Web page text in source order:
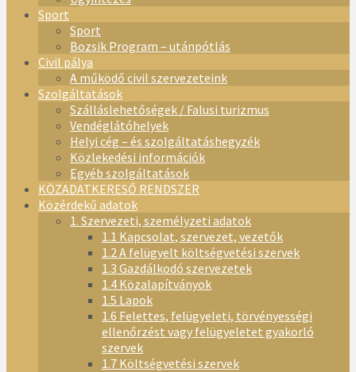
Sport
Sport
Bozsik Program – utánpótlás
Civil pálya
A működő civil szervezeteink
Szolgáltatások
Szálláslehetőségek / Falusi turizmus
Vendéglátóhelyek
Helyi cég – és szolgáltatáshegyzék
Közlekedési információk
Egyéb szolgáltatások
KÖZADATKERESŐ RENDSZER
Közérdekű adatok
1. Szervezeti, személyzeti adatok
1.1 Kapcsolat, szervezet, vezetők
1.2 A felügyelt költségvetési szervek
1.3 Gazdálkodó szervezetek
1.4 Közalapítványok
1.5 Lapok
1.6 Felettes, felügyeleti, törvényességi
ellenőrzést vagy felügyeletet gyakorló
szervek
1.7 Költségvetési szervek